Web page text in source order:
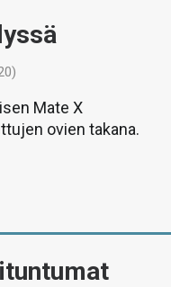
Mate X
ovien takana.